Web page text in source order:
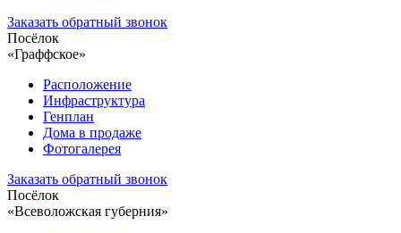
Заказать обратный звонок
Посёлок
«Граффское»
Расположение
Инфраструктура
Генплан
Дома в продаже
Фотогалерея
Заказать обратный звонок
Посёлок
«Всеволожская губерния»